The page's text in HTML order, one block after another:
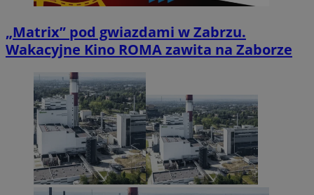
„Matrix” pod gwiazdami w Zabrzu.
Wakacyjne Kino ROMA zawita na Zaborze